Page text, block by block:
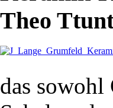
Theo
das sowohl